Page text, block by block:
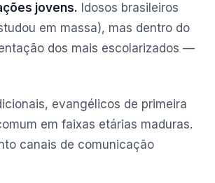
jovens. Idosos brasileiros
em massa), mas dentro do
dos mais escolarizados —
evangélicos de primeira
em faixas etárias maduras.
canais de comunicação